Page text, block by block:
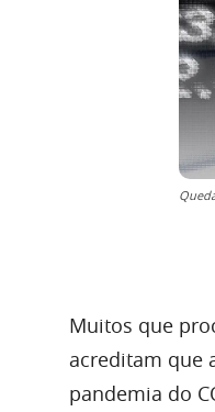
Muitos que
acreditam que
pandemia do